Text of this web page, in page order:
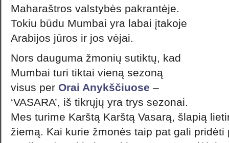
Maharaštros valstybės pakrantėje.
Tokiu būdu Mumbai yra labai įtakoje
Arabijos jūros ir jos vėjai.
Nors dauguma žmonių sutiktų, kad
Mumbai turi tiktai vieną sezoną
visus per Orai Anykščiuose –
‘VASARA’, iš tikrųjų yra trys sezonai.
Mes turime Karštą Karštą Vasarą, šlapią
žiemą. Kai kurie žmonės taip pat gali